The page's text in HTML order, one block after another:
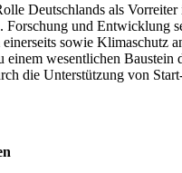
Deutschlands als
Forschung und Entwicklung
sowie
einem wesentlichen
die Unterstützung von